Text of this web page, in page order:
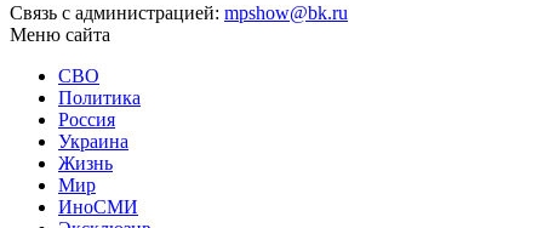
Связь с администрацией: mpshow@bk.ru
Меню сайта
СВО
Политика
Россия
Украина
Жизнь
Мир
ИноСМИ